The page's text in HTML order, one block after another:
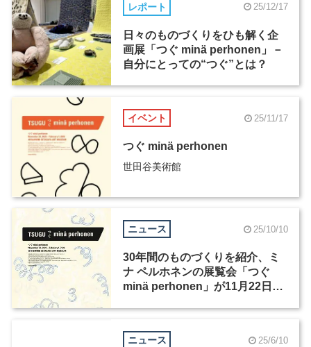
レポート 25/12/17
日々のものづくりをひも解く企
画展「つぐ minä perhonen」－
自分にとっての“つぐ”とは？
イベント 25/11/17
つぐ minä perhonen
世田谷美術館
ニュース 25/10/10
30年間のものづくりを紹介、ミ
ナ ペルホネンの展覧会「つぐ
minä perhonen」が11月22日か
ニュース 25/6/10